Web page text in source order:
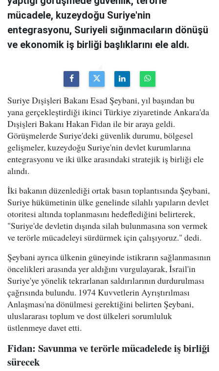
mücadele, kuzeydoğu Suriye'nin
entegrasyonu, Suriyeli sığınmacıların dönüşü
ve ekonomik iş birliği başlıklarını ele aldı.
Suriye Dışişleri Bakanı Esad Şeybani, yıl başından bu
yana gerçekleştirdiği ikinci Türkiye ziyaretinde Ankara'da
Dışişleri Bakanı Hakan Fidan ile bir araya geldi.
Görüşmelerde Suriye'deki güvenlik durumu, bölgesel
gelişmeler, kuzeydoğu Suriye'nin devlet kurumlarına
entegrasyonu ve iki ülke arasındaki stratejik iş birliği ele
alındı.
İki bakanın düzenlediği ortak basın toplantısında Şeybani,
Suriye hükümetinin ülke genelinde silahlı yapıların devlet
otoritesi altında toplanmasını hedeflediğini belirterek,
"Suriye'de devletin dışında silah bulunmasına son vermek
ve terörle mücadeleyi sürdürmek için çalışıyoruz." dedi.
Şeybani ayrıca ülkenin güneyinde istikrarın sağlanmasının
öncelikleri arasında yer aldığını vurgulayarak, İsrail'in
Suriye'ye yönelik tekrarlanan saldırılarının durdurulması
çağrısında bulundu. 1974 Kuvvetlerin Ayrıştırılması
Anlaşması'na dönülmesi gerektiğini belirten Şeybani,
uluslararası toplum ve dost ülkeleri sorumluluk
üstlenmeye davet etti.
Fidan: Savunma ve terörle mücadelede iş birliği
sürecek